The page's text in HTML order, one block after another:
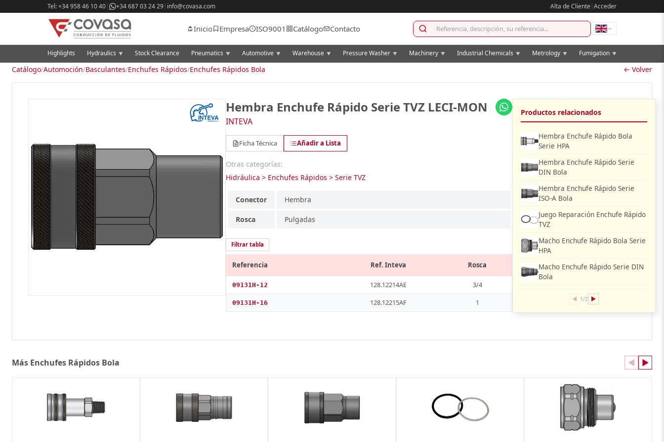
Tel: +34 958 46 10 40| +34 687 03 24 29| info@covasa.com Alta de Cliente|Acceder
Inicio Empresa ISO9001 Catálogo Contacto
Highlights Hydraulics ▼ Stock Clearance Pneumatics ▼ Automotive ▼ Warehouse ▼ Pressure Washer ▼ Machinery ▼ Industrial Chemicals ▼ Metrology ▼ Fumigation ▼
Catálogo/Automoción/Basculantes/Enchufes Rápidos/Enchufes Rápidos Bola ← Volver
Hembra Enchufe Rápido Serie TVZ LECI-MON
INTEVA
Ficha Técnica Añadir a Lista
Otras categorías:
Hidráulica > Enchufes Rápidos > Serie TVZ
Conector Hembra
Rosca Pulgadas
Filtrar tabla
Referencia Ref. Inteva Rosca
09131H-12 128.12214AE 3/4
09131H-16 128.12215AF 1
Productos relacionados
Hembra Enchufe Rápido Bola
Serie HPA
Hembra Enchufe Rápido Serie
DIN Bola
Hembra Enchufe Rápido Serie
ISO-A Bola
Juego Reparación Enchufe Rápido
TVZ
Macho Enchufe Rápido Bola Serie
HPA
Macho Enchufe Rápido Serie DIN
Bola
◀ 1/2 ▶
Más Enchufes Rápidos Bola ◀ ▶